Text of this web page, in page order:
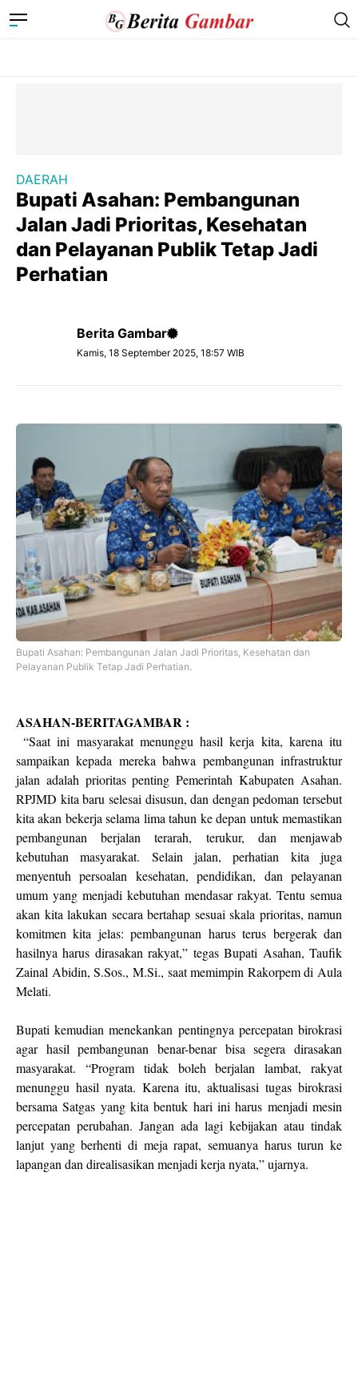
DAERAH
Bupati Asahan: Pembangunan
Jalan Jadi Prioritas, Kesehatan
dan Pelayanan Publik Tetap Jadi
Perhatian
Berita Gambar
Kamis, 18 September 2025, 18:57 WIB
Bupati Asahan: Pembangunan Jalan Jadi Prioritas, Kesehatan dan
Pelayanan Publik Tetap Jadi Perhatian.
ASAHAN-BERITAGAMBAR :
“Saat ini masyarakat menunggu hasil kerja kita, karena itu
sampaikan kepada mereka bahwa pembangunan infrastruktur
jalan adalah prioritas penting Pemerintah Kabupaten Asahan.
RPJMD kita baru selesai disusun, dan dengan pedoman tersebut
kita akan bekerja selama lima tahun ke depan untuk memastikan
pembangunan berjalan terarah, terukur, dan menjawab
kebutuhan masyarakat. Selain jalan, perhatian kita juga
menyentuh persoalan kesehatan, pendidikan, dan pelayanan
umum yang menjadi kebutuhan mendasar rakyat. Tentu semua
akan kita lakukan secara bertahap sesuai skala prioritas, namun
komitmen kita jelas: pembangunan harus terus bergerak dan
hasilnya harus dirasakan rakyat,” tegas Bupati Asahan, Taufik
Zainal Abidin, S.Sos., M.Si., saat memimpin Rakorpem di Aula
Melati.
Bupati kemudian menekankan pentingnya percepatan birokrasi
agar hasil pembangunan benar-benar bisa segera dirasakan
masyarakat. “Program tidak boleh berjalan lambat, rakyat
menunggu hasil nyata. Karena itu, aktualisasi tugas birokrasi
bersama Satgas yang kita bentuk hari ini harus menjadi mesin
percepatan perubahan. Jangan ada lagi kebijakan atau tindak
lanjut yang berhenti di meja rapat, semuanya harus turun ke
lapangan dan direalisasikan menjadi kerja nyata,” ujarnya.